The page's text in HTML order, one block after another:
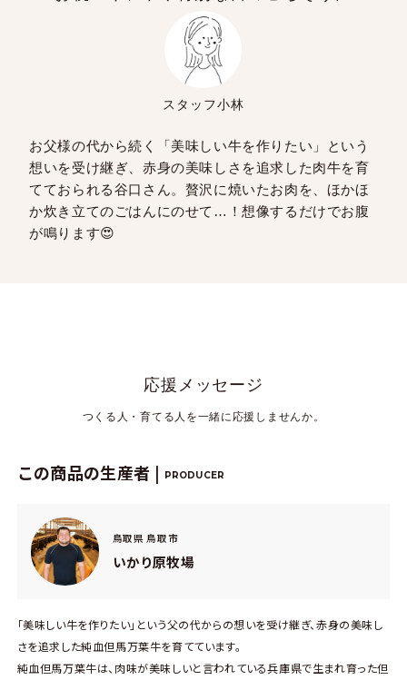
スタッフ小林
お父様の代から続く「美味しい牛を作りたい」という
想いを受け継ぎ、赤身の美味しさを追求した肉牛を育
てておられる谷口さん。贅沢に焼いたお肉を、ほかほ
か炊き立てのごはんにのせて…！想像するだけでお腹
が鳴ります😍
応援メッセージ
つくる人・育てる人を一緒に応援しませんか。
この商品の生産者 | PRODUCER
鳥取県 鳥取市
いかり原牧場
「美味しい牛を作りたい」という父の代からの想いを受け継ぎ、赤身の美味し
さを追求した純血但馬万葉牛を育てています。
純血但馬万葉牛は、肉味が美味しいと言われている兵庫県で生まれ育った但